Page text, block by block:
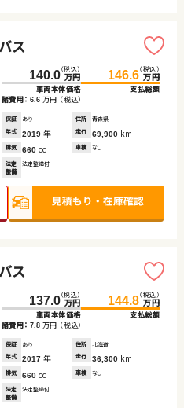
ス
140.0（税込）
万円
車両本体価格
146.6（税込）
万円
支払総額
諸費用： 6.6 万円 （税込）
保証 あり 住所
青森県
年式
2019 年 走行 69,900 km
排気 660 cc 車検 なし
法定
整備
法定整備付
ス
137.0（税込）
万円
車両本体価格
144.8（税込）
万円
支払総額
諸費用： 7.8 万円 （税込）
保証 あり 住所
北海道
年式
2017 年 走行 36,300 km
排気 660 cc 車検 なし
法定
整備
法定整備付